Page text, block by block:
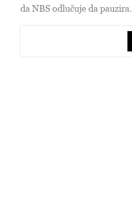
da NBS odlučuje da pauzira.